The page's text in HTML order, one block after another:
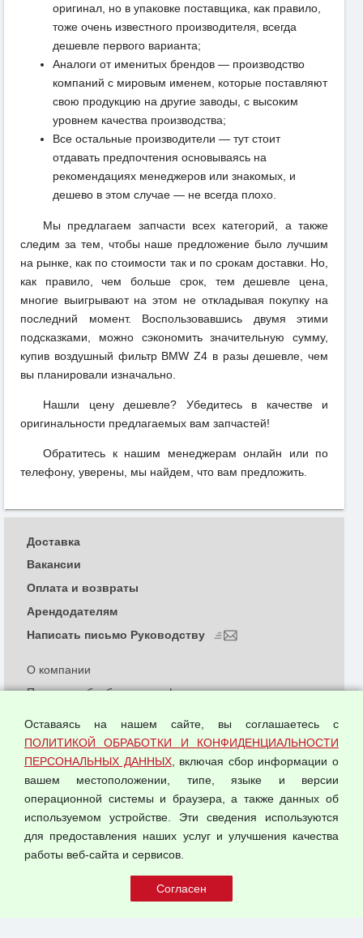
оригинал, но в упаковке поставщика, как правило,
тоже очень известного производителя, всегда
дешевле первого варианта;
Аналоги от именитых брендов — производство
компаний с мировым именем, которые поставляют
свою продукцию на другие заводы, с высоким
уровнем качества производства;
Все остальные производители — тут стоит
отдавать предпочтения основываясь на
рекомендациях менеджеров или знакомых, и
дешево в этом случае — не всегда плохо.
Мы предлагаем запчасти всех категорий, а также
следим за тем, чтобы наше предложение было лучшим
на рынке, как по стоимости так и по срокам доставки. Но,
как правило, чем больше срок, тем дешевле цена,
многие выигрывают на этом не откладывая покупку на
последний момент. Воспользовавшись двумя этими
подсказками, можно сэкономить значительную сумму,
купив воздушный фильтр BMW Z4 в разы дешевле, чем
вы планировали изначально.
Нашли цену дешевле? Убедитесь в качестве и
оригинальности предлагаемых вам запчастей!
Обратитесь к нашим менеджерам онлайн или по
телефону, уверены, мы найдем, что вам предложить.
© 2026 ООО "Феникс"
О компании
Политика обработки и конфиденциальности
Согласием на обработку персональных данных
Оферта оптовой купли-продажи
Публичная оферта
Доставка
Вакансии
Оплата и возвраты
Арендодателям
Написать письмо Руководству
Оставаясь на нашем сайте, вы соглашаетесь с
ПОЛИТИКОЙ ОБРАБОТКИ И КОНФИДЕНЦИАЛЬНОСТИ
ПЕРСОНАЛЬНЫХ ДАННЫХ, включая сбор информации о
вашем местоположении, типе, языке и версии
операционной системы и браузера, а также данных об
используемом устройстве. Эти сведения используются
для предоставления наших услуг и улучшения качества
работы веб-сайта и сервисов.